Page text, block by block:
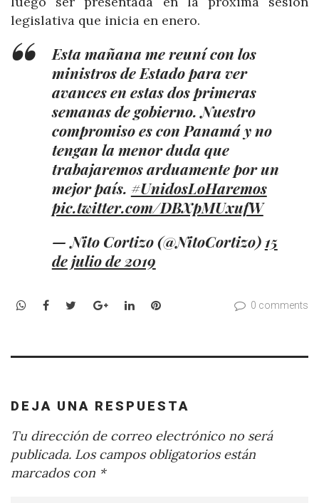
legislativa que inicia en enero.
Esta mañana me reuní con los
ministros de Estado para ver
avances en estas dos primeras
semanas de gobierno. Nuestro
compromiso es con Panamá y no
tengan la menor duda que
trabajaremos arduamente por un
mejor país. #UnidosLoHaremos
pic.twitter.com/DBXpMUxufW
— Nito Cortizo (@NitoCortizo) 15
de julio de 2019
WhatsApp
Facebook
TwitterGoogle+LinkedInPinterest 0 comments
DEJA UNA RESPUESTA
Tu dirección de correo electrónico no será
publicada. Los campos obligatorios están
marcados con *